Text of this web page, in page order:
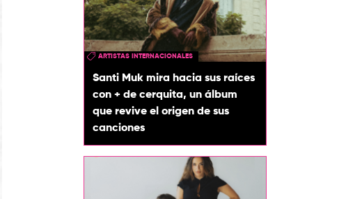
ARTISTAS INTERNACIONALES
Santi Muk mira hacia sus raíces
con + de cerquita, un álbum
que revive el origen de sus
canciones